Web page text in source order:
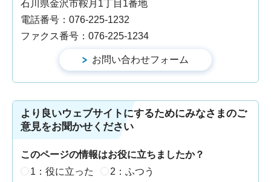
石川県金沢市鞍月1丁目1番地
電話番号：076-225-1232
ファクス番号：076-225-1234
より良いウェブサイトにするためにみなさまのご
意見をお聞かせください
このページの情報はお役に立ちましたか？
1：役に立った
2：ふつう